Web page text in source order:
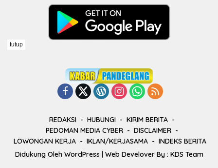
REDAKSI HUBUNGI
KIRIM BERITA
PEDOMAN MEDIA CYBER
DISCLAIMER
LOWONGAN KERJA
IKLAN/KERJASAMA
INDEKS BERITA
Didukung Oleh WordPress | Web Develover By : KDS Team
tutup